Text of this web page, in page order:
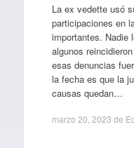
La ex vedette usó
participaciones en
importantes. Nadie
algunos
esas denuncias
la fecha es que la
causas quedan…
marzo 20, 2023 de